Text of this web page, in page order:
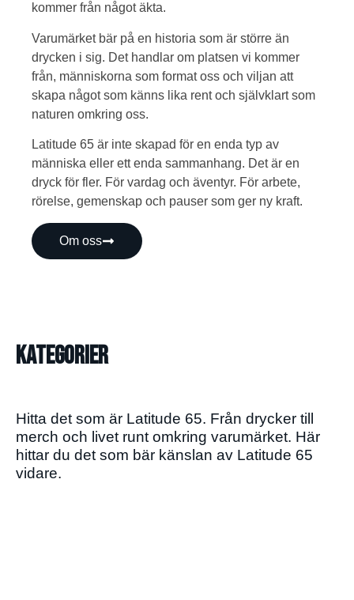
kommer från något äkta.
Varumärket bär på en historia som är större än
drycken i sig. Det handlar om platsen vi kommer
från, människorna som format oss och viljan att
skapa något som känns lika rent och självklart som
naturen omkring oss.
Latitude 65 är inte skapad för en enda typ av
människa eller ett enda sammanhang. Det är en
dryck för fler. För vardag och äventyr. För arbete,
rörelse, gemenskap och pauser som ger ny kraft.
Om oss
Kategorier
Hitta det som är Latitude 65. Från drycker till
merch och livet runt omkring varumärket. Här
hittar du det som bär känslan av Latitude 65
vidare.